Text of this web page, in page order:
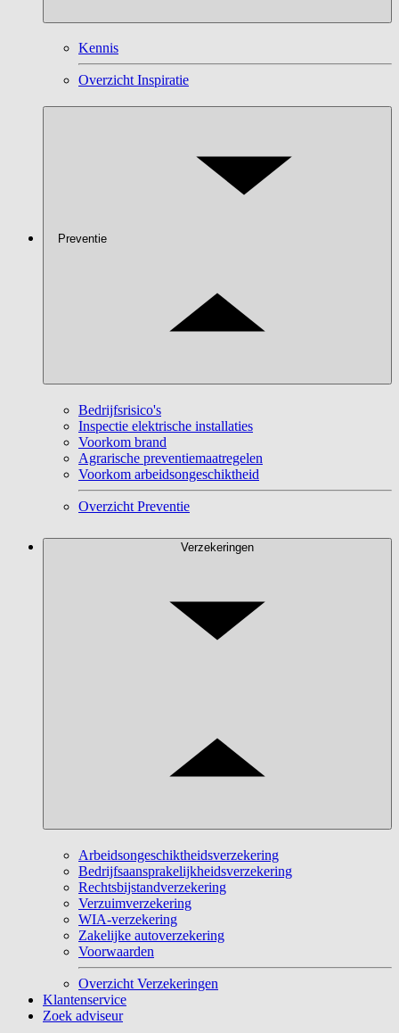
Kennis
Overzicht Inspiratie
Preventie
Bedrijfsrisico's
Inspectie elektrische installaties
Voorkom brand
Agrarische preventiemaatregelen
Voorkom arbeidsongeschiktheid
Overzicht Preventie
Verzekeringen
Arbeidsongeschiktheidsverzekering
Bedrijfsaansprakelijkheidsverzekering
Rechtsbijstandverzekering
Verzuimverzekering
WIA-verzekering
Zakelijke autoverzekering
Voorwaarden
Overzicht Verzekeringen
Klantenservice
Zoek adviseur